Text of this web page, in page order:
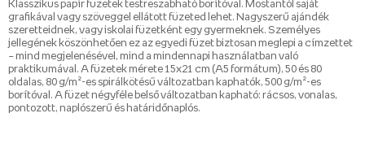
Klasszikus papír füzetek testreszabható borítóval. Mostantól saját
grafikával vagy szöveggel ellátott füzeted lehet. Nagyszerű ajándék
szeretteidnek, vagy iskolai füzetként egy gyermeknek. Személyes
jellegének köszönhetően ez az egyedi füzet biztosan meglepi a címzettet
– mind megjelenésével, mind a mindennapi használatban való
praktikumával. A füzetek mérete 15x21 cm (A5 formátum), 50 és 80
oldalas, 80 g/m²-es spirálkötésű változatban kaphatók, 500 g/m²-es
borítóval. A füzet négyféle belső változatban kapható: rácsos, vonalas,
pontozott, naplószerű és határidőnaplós.